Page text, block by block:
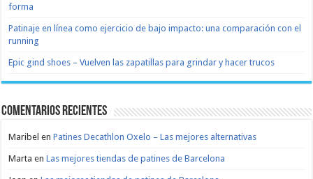
forma
Patinaje en línea como ejercicio de bajo impacto: una comparación con el
running
Epic gind shoes – Vuelven las zapatillas para grindar y hacer trucos
Comentarios recientes
Maribel enPatines Decathlon Oxelo – Las mejores alternativas
Marta enLas mejores tiendas de patines de Barcelona